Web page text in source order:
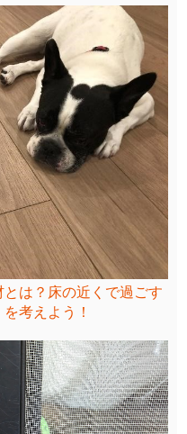
は？床の近くで過ごす
考えよう！